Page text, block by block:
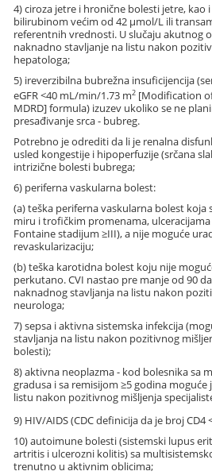
4) ciroza jetre i hronične bolesti jetre, kao
bilirubinom većim od 42 μmol/L ili
referentnih vrednosti. U slučaju akutnog
naknadno stavljanje na listu nakon
hepatologa;
5) ireverzibilna bubrežna insuficijencija
eGFR <40 mL/min/1.73 m2 [Modification
MDRD] formula) izuzev ukoliko se ne
presađivanje srca - bubreg.
Potrebno je odrediti da li je renalna
usled kongestije i hipoperfuzije (srčana
intrizične bolesti bubrega;
6) periferna vaskularna bolest:
(a) teška periferna vaskularna bolest koja
miru i trofičkim promenama,
Fontaine stadijum ≥III), a nije moguće
revaskularizaciju;
(b) teška karotidna bolest koju nije
perkutano. CVI nastao pre manje od 90
naknadnog stavljanja na listu nakon
neurologa;
7) sepsa i aktivna sistemska infekcija
stavljanja na listu nakon pozitivnog
bolesti);
8) aktivna neoplazma - kod bolesnika sa
gradusa i sa remisijom ≥5 godina
listu nakon pozitivnog mišljenja
9) HIV/AIDS (CDC definicija da je broj CD4
10) autoimune bolesti (sistemski lupus
artritis i ulcerozni kolitis) sa
trenutno u aktivnim oblicima;